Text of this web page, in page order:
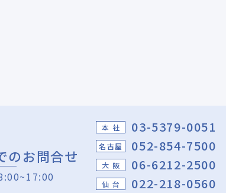
のお問合せ
本 社 03-5379-0051
名古屋 052-854-7500
大 阪 06-6212-2500
仙 台 022-218-0560